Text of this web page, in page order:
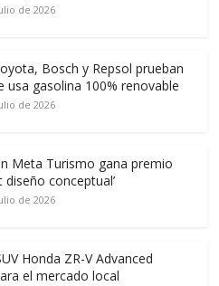
de 2026
Bosch y Repsol prueban
usa gasolina 100% renovable
de 2026
Meta Turismo gana premio
diseño conceptual’
de 2026
Honda ZR-V Advanced
el mercado local